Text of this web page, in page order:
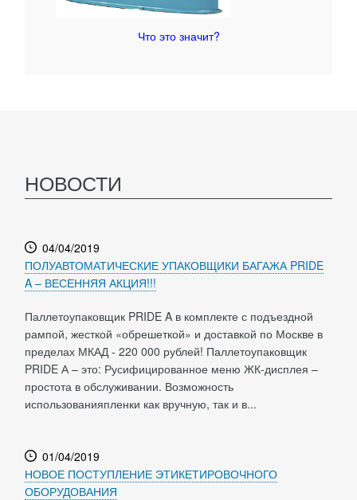
Что это значит?
НОВОСТИ
04/04/2019
ПОЛУАВТОМАТИЧЕСКИЕ УПАКОВЩИКИ БАГАЖА PRIDE
A – ВЕСЕННЯЯ АКЦИЯ!!!
Паллетоупаковщик PRIDE A в комплекте с подъездной
рампой, жесткой «обрешеткой» и доставкой по Москве в
пределах МКАД - 220 000 рублей! Паллетоупаковщик
PRIDE А – это: Русифицированное меню ЖК-дисплея –
простота в обслуживании. Возможность
использованияпленки как вручную, так и в...
01/04/2019
НОВОЕ ПОСТУПЛЕНИЕ ЭТИКЕТИРОВОЧНОГО
ОБОРУДОВАНИЯ